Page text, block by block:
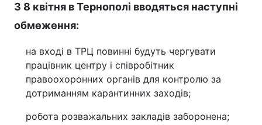
Здоров'я Туризм
Відео з Youtube
З 8 квітня в Тернополі вводяться наступні
обмеження:
на вході в ТРЦ повинні будуть чергувати
працівник центру і співробітник
правоохоронних органів для контролю за
дотриманням карантинних заходів;
робота розважальних закладів заборонена;